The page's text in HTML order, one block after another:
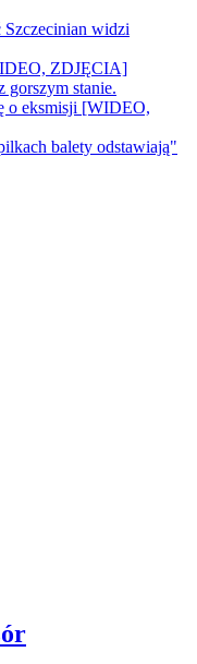
Szczecinian widzi
ZDJĘCIA]
gorszym stanie.
o eksmisji [WIDEO,
balety odstawiają"